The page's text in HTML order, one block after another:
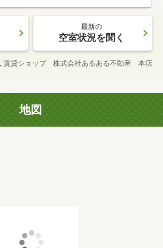
最新の
空室状況を聞く
賃貸ショップ 株式会社あるある不動産 本店
地図